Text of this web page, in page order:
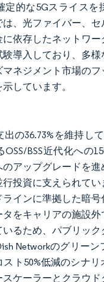
的な5Gスライスを
、光ファイバー、
に依存したネットワ
導入しており、多
ネジメント市場の
しています。
出の36.73%を維持し
BSS近代化への
のアップグレードを
投資に支えられて
インに準拠した暗
をキャリアの施設
いるため、パブリッ
Networkのグリーン
スト50%低減のシナ
ケーラーとクラウ